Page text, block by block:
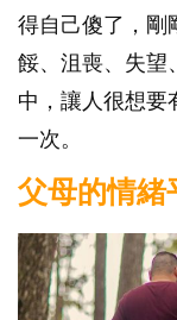
得自己傻了，剛
餒、沮喪、失望
中，讓人很想要
一次。
父母的情緒